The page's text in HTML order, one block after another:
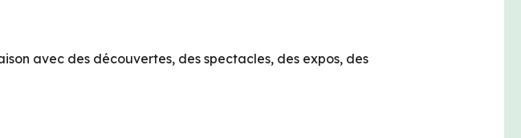
avec des découvertes, des spectacles, des expos, des